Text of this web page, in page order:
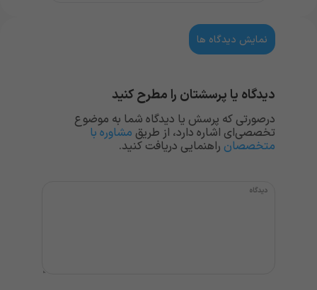
نمایش دیدگاه ها
دیدگاه یا پرسشتان را مطرح کنید
درصورتی که پرسش یا دیدگاه شما به موضوع
تخصصی‌ای اشاره دارد، از طریق مشاوره با
متخصصان راهنمایی دریافت کنید.